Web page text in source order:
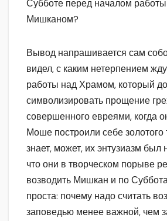
Субботе перед началом
Мишканом?
Вывод напрашивается сам
видел, с каким нетерпением
работы над Храмом, который
символизировать прощение
совершенного евреями, когда
Моше построили себе золотого
знает, может, их энтузиазм был
что они в творческом порыве
возводить Мишкан и по
проста: почему надо считать
заповедью менее важной, чем